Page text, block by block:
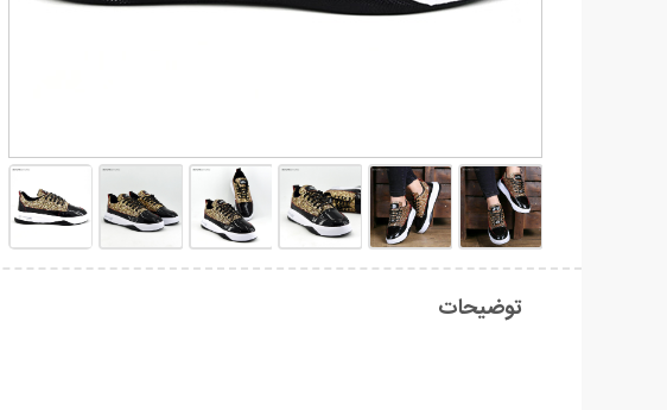
توضیحات